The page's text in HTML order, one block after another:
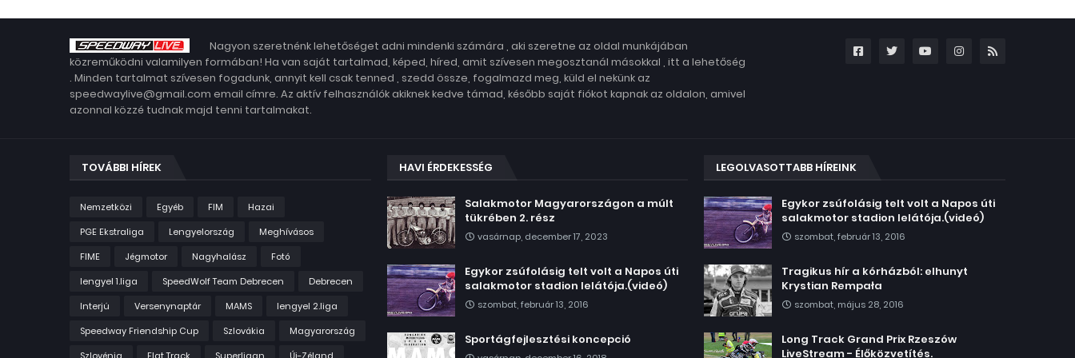
Nagyon szeretnénk lehetőséget adni mindenki számára , aki szeretne az oldal munkájában
közreműködni valamilyen formában! Ha van saját tartalmad, képed, híred, amit szívesen megosztanál másokkal , itt a lehetőség
. Minden tartalmat szívesen fogadunk, annyit kell csak tenned , szedd össze, fogalmazd meg, küld el nekünk az
speedwaylive@gmail.com email címre. Az aktív felhasználók akiknek kedve támad, később saját fiókot kapnak az oldalon, amivel
azonnal közzé tudnak majd tenni tartalmakat.
TOVÁBBI HÍREK
Nemzetközi Egyéb FIM
Hazai
PGE Ekstraliga
Lengyelország
Meghívásos
FIME
Jégmotor Nagyhalász
Fotó
lengyel 1.liga
SpeedWolf Team Debrecen
Debrecen
Interjú
Versenynaptár MAMS
lengyel 2.liga
Speedway Friendship Cup
Szlovákia
Magyarország
HAVI ÉRDEKESSÉG
Salakmotor Magyarországon a múlt
tükrében 2. rész
vasárnap, december 17, 2023
Egykor zsúfolásig telt volt a Napos úti
salakmotor stadion lelátója.(videó)
szombat, február 13, 2016
Sportágfejlesztési koncepció
LEGOLVASOTTABB HÍREINK
Egykor zsúfolásig telt volt a Napos úti
salakmotor stadion lelátója.(videó)
szombat, február 13, 2016
Tragikus hír a kórházból: elhunyt
Krystian Rempała
szombat, május 28, 2016
Long Track Grand Prix Rzeszów
LiveStream - Élőközvetítés.